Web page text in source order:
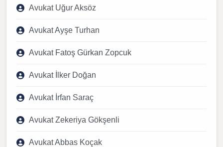
Avukat Uğur Aksöz
Avukat Ayşe Turhan
Avukat Fatoş Gürkan Zopcuk
Avukat İlker Doğan
Avukat İrfan Saraç
Avukat Zekeriya Gökşenli
Avukat Abbas Koçak